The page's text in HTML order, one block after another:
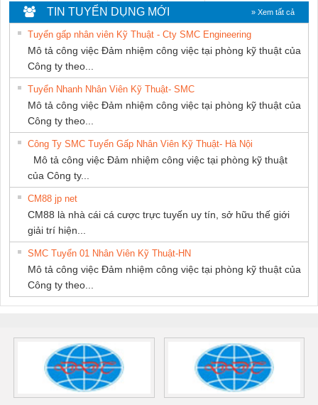
DỊCH VỤ XNK
PHƯƠNG NAM
DỊCH VỤ KỸ
THUẬT ĐIỆN CƠ
GIA HƯNG
PHÁT
KTECH VIỆT
NAM
TIN TUYỂN DỤNG MỚI » Xem tất cả
Tuyển gấp nhân viên Kỹ Thuật - Cty SMC Engineering
Mô tả công việc Đảm nhiệm công việc tại phòng kỹ thuật của
Công ty theo...
Tuyển Nhanh Nhân Viên Kỹ Thuật- SMC
Mô tả công việc Đảm nhiệm công việc tại phòng kỹ thuật của
Công ty theo...
Công Ty SMC Tuyển Gấp Nhân Viên Kỹ Thuật- Hà Nội
Mô tả công việc Đảm nhiệm công việc tại phòng kỹ thuật
của Công ty...
CM88 jp net
CM88 là nhà cái cá cược trực tuyến uy tín, sở hữu thế giới
giải trí hiện...
SMC Tuyển 01 Nhân Viên Kỹ Thuật-HN
Mô tả công việc Đảm nhiệm công việc tại phòng kỹ thuật của
Công ty theo...